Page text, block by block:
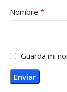
Nombre *
Guarda mi